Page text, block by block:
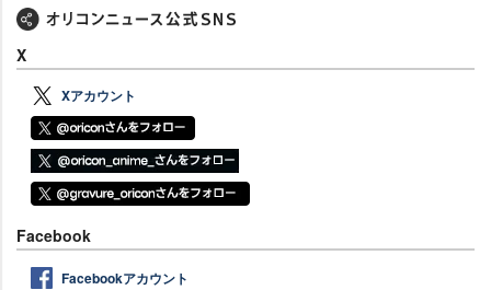
X
Xアカウント
Facebook
Facebookアカウント